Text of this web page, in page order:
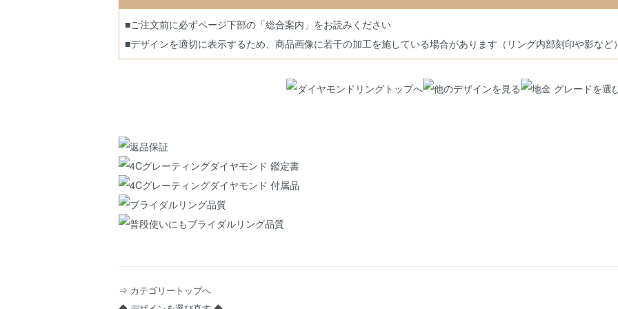
■ご注文前に必ずページ下部の「総合案内」をお読みください
■デザインを適切に表示するため、商品画像に若干の加工を施している場合があります（リング内部刻印や影など
⇒ カテゴリートップへ